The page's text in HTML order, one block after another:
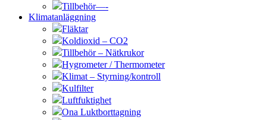
Tillbehör—-
Klimatanläggning
Fläktar
Koldioxid – CO2
Tillbehör – Nätkrukor
Hygrometer / Thermometer
Klimat – Styrning/kontroll
Kulfilter
Luftfuktighet
Ona Luktborttagning